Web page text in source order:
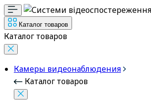
Каталог товаров
Каталог товаров
Камеры видеонаблюдения
Каталог товаров